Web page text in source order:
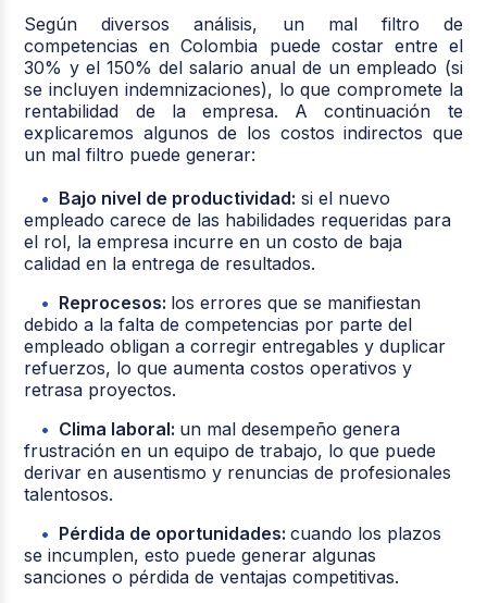
Según diversos análisis, un mal filtro de
competencias en Colombia puede costar entre el
30% y el 150% del salario anual de un empleado (si
se incluyen indemnizaciones), lo que compromete la
rentabilidad de la empresa. A continuación te
explicaremos algunos de los costos indirectos que
un mal filtro puede generar:
Bajo nivel de productividad: si el nuevo
empleado carece de las habilidades requeridas para
el rol, la empresa incurre en un costo de baja
calidad en la entrega de resultados.
Reprocesos: los errores que se manifiestan
debido a la falta de competencias por parte del
empleado obligan a corregir entregables y duplicar
refuerzos, lo que aumenta costos operativos y
retrasa proyectos.
Clima laboral: un mal desempeño genera
frustración en un equipo de trabajo, lo que puede
derivar en ausentismo y renuncias de profesionales
talentosos.
Pérdida de oportunidades:cuando los plazos
se incumplen, esto puede generar algunas
sanciones o pérdida de ventajas competitivas.